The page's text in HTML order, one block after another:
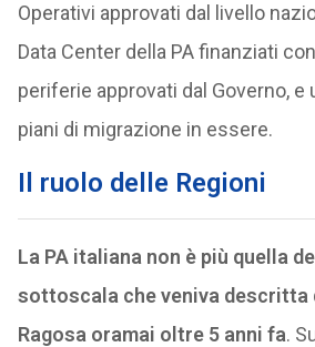
Operativi approvati dal livello
Data Center della PA finanziati
periferie approvati dal Governo, e
piani di migrazione in essere.
Il ruolo delle Regioni
La PA italiana non è più quella
sottoscala che veniva descritta
Ragosa oramai oltre 5 anni fa.